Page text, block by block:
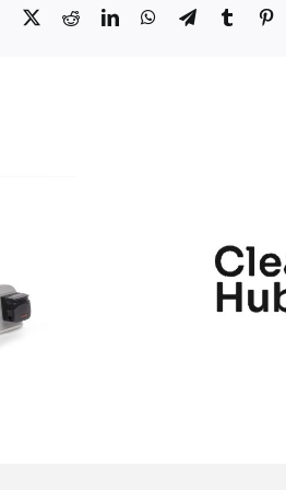
Facebook
X RedditLinkedInWhatsApp
TelegramTumblr
una
de
el